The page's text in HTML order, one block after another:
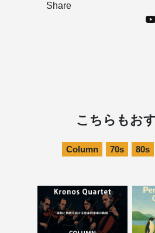
Share
こちらもお
Column 70s 80s